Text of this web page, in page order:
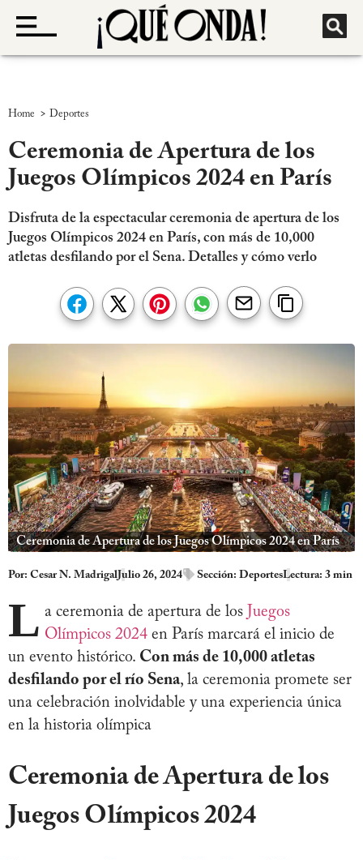
Home > Deportes
Ceremonia de Apertura de los
Juegos Olímpicos 2024 en París
Disfruta de la espectacular ceremonia de apertura de los
Juegos Olímpicos 2024 en París, con más de 10,000
atletas desfilando por el Sena. Detalles y cómo verlo
Ceremonia de Apertura de los Juegos Olímpicos 2024 en París
Por: Cesar N. Madrigal Julio 26, 2024 Sección: DeportesLectura: 3 min
L a ceremonia de apertura de los Juegos
Olímpicos 2024 en París marcará el inicio de
un evento histórico. Con más de 10,000 atletas
desfilando por el río Sena, la ceremonia promete ser
una celebración inolvidable y una experiencia única
en la historia olímpica
Ceremonia de Apertura de los
Juegos Olímpicos 2024